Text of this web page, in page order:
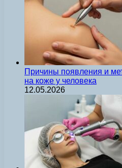
Причины появления и
на коже у человека
12.05.2026